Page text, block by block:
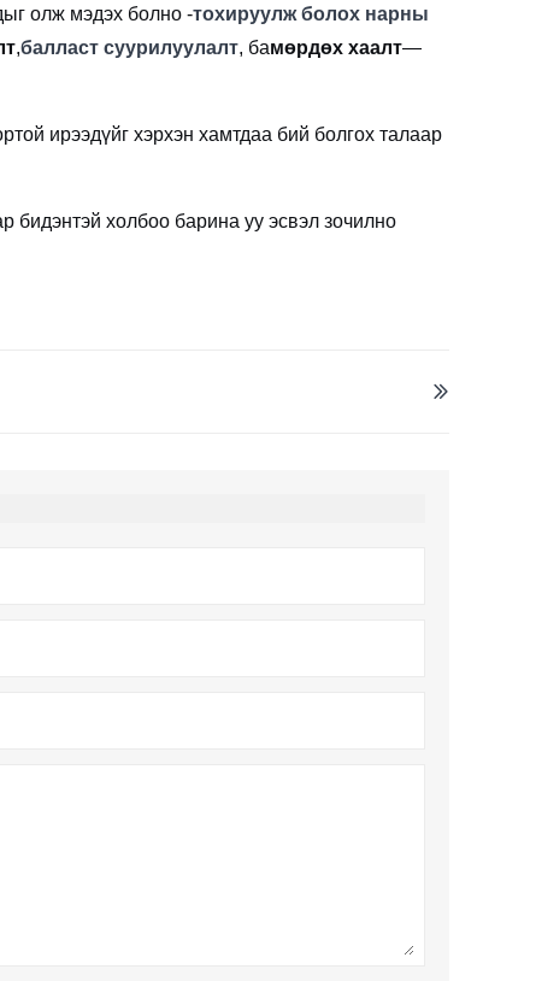
олж мэдэх болно -тохируулж болох нарны
,балласт суурилуулалт, бамөрдөх хаалт—
ирээдүйг хэрхэн хамтдаа бий болгох талаар
бидэнтэй холбоо барина уу эсвэл зочилно
